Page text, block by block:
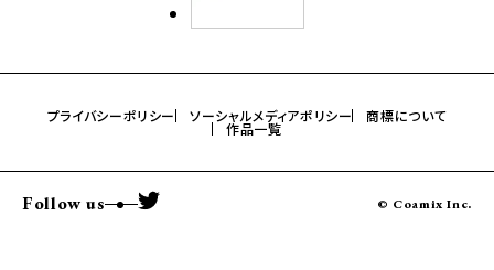
プライバシーポリシー ソーシャルメディアポリシー 商標について
作品一覧
Follow us © Coamix Inc.